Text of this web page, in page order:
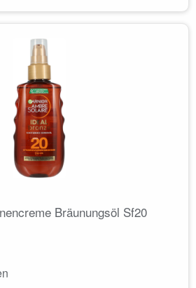
Bräunungsöl Sf20